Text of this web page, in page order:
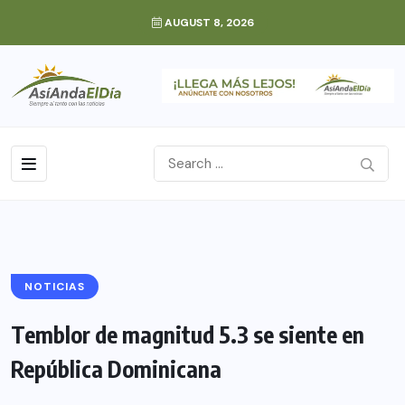
AUGUST 8, 2026
NOTICIAS
Temblor de magnitud 5.3 se siente en
República Dominicana